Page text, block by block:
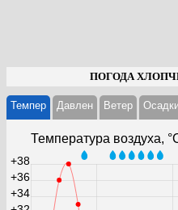
ПОГОДА
Темпер Давлен Ветер
Температура воздуха,
+34
+36
+38